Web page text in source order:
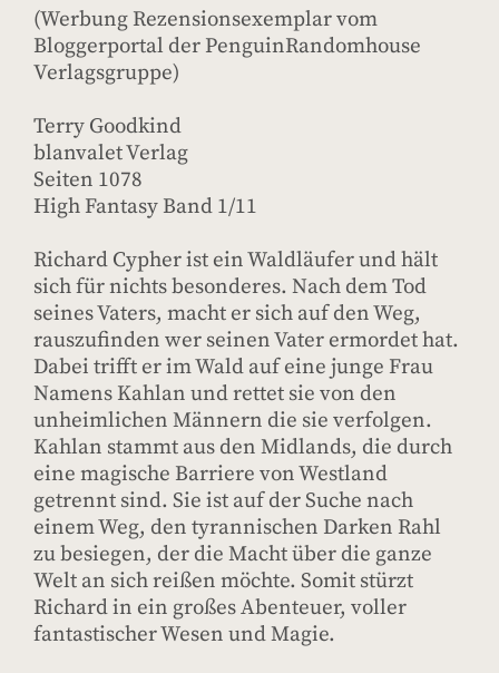
(Werbung Rezensionsexemplar vom
Bloggerportal der PenguinRandomhouse
Verlagsgruppe)
Terry Goodkind
blanvalet Verlag
Seiten 1078
High Fantasy Band 1/11
Richard Cypher ist ein Waldläufer und hält
sich für nichts besonderes. Nach dem Tod
seines Vaters, macht er sich auf den Weg,
rauszufinden wer seinen Vater ermordet hat.
Dabei trifft er im Wald auf eine junge Frau
Namens Kahlan und rettet sie von den
unheimlichen Männern die sie verfolgen.
Kahlan stammt aus den Midlands, die durch
eine magische Barriere von Westland
getrennt sind. Sie ist auf der Suche nach
einem Weg, den tyrannischen Darken Rahl
zu besiegen, der die Macht über die ganze
Welt an sich reißen möchte. Somit stürzt
Richard in ein großes Abenteuer, voller
fantastischer Wesen und Magie.